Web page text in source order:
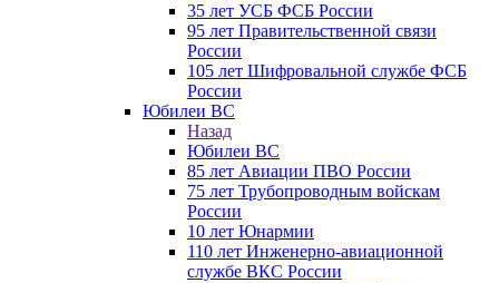
35 лет УСБ ФСБ России
95 лет Правительственной связи
России
105 лет Шифровальной службе ФСБ
России
Юбилеи ВС
Назад
Юбилеи ВС
85 лет Авиации ПВО России
75 лет Трубопроводным войскам
России
10 лет Юнармии
110 лет Инженерно-авиационной
службе ВКС России